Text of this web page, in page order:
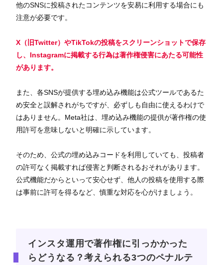
他のSNSに投稿されたコンテンツを安易に利用する場合にも
注意が必要です。
X（旧Twitter）やTikTokの投稿をスクリーンショットで保存
し、Instagramに掲載する行為は著作権侵害にあたる可能性
があります。
また、各SNSが提供する埋め込み機能は公式ツールであるた
め安全と誤解されがちですが、必ずしも自由に使えるわけで
はありません。Meta社は、埋め込み機能の提供が著作権の使
用許可を意味しないと明確に示しています。
そのため、公式の埋め込みコードを利用していても、投稿者
の許可なく掲載すれば侵害と判断されるおそれがあります。
公式機能だからといって安心せず、他人の投稿を使用する際
は事前に許可を得るなど、慎重な対応を心がけましょう。
インスタ運用で著作権に引っかかった
らどうなる？考えられる3つのペナルテ